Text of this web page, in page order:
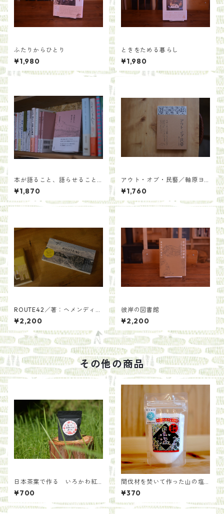
ふたりからひとり
¥1,980
ときをためる暮らし
¥1,980
本が語ること、語らせること
／青木海青子
¥1,870
アウト・オブ・民藝／軸原ヨ
ウスケと中村裕太
¥1,760
ROUTE42／著：ヘメンディン
ガー 綾 写真：丸山由起
¥2,200
彼岸の図書館
¥2,200
その他の商品
日本茶葉で作る いろかわ紅
茶【手土産用パッケージ30
g】
¥700
間伐材を焚いて作った山の塩
【黒塩】
¥370